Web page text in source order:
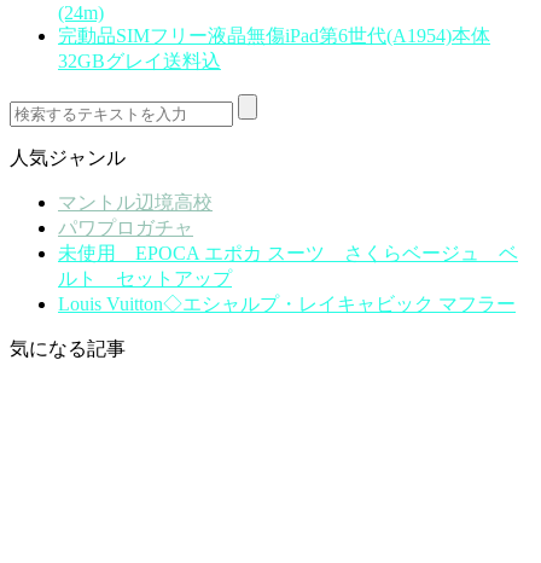
(24m)
完動品SIMフリー液晶無傷iPad第6世代(A1954)本体
32GBグレイ送料込
人気ジャンル
マントル辺境高校
パワプロガチャ
未使用 EPOCA エポカ スーツ さくらベージュ ベ
ルト セットアップ
Louis Vuitton◇エシャルプ・レイキャビック マフラー
気になる記事